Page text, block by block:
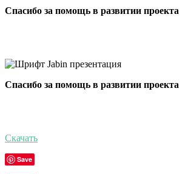
Спасибо за помощь в развитии проекта
Спасибо за помощь в развитии проекта
Скачать
Save